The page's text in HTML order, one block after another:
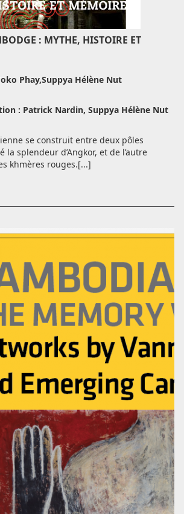
: MYTHE, HISTOIRE ET
Phay,Suppya Hélène Nut
: Patrick Nardin, Suppya Hélène Nut
se construit entre deux pôles
la splendeur d’Angkor, et de l’autre
khmères rouges.[...]